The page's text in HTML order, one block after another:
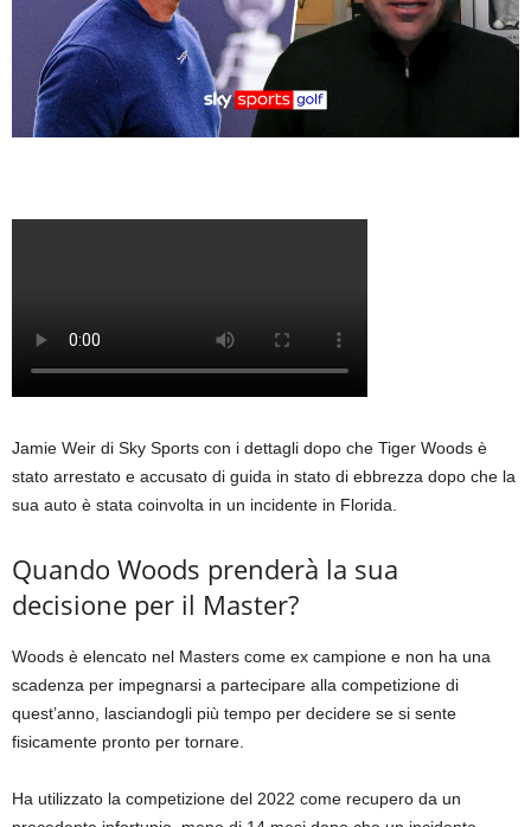
Jamie Weir di Sky Sports con i dettagli dopo che Tiger Woods è
stato arrestato e accusato di guida in stato di ebbrezza dopo che la
sua auto è stata coinvolta in un incidente in Florida.
Quando Woods prenderà la sua
decisione per il Master?
Woods è elencato nel Masters come ex campione e non ha una
scadenza per impegnarsi a partecipare alla competizione di
quest’anno, lasciandogli più tempo per decidere se si sente
fisicamente pronto per tornare.
Ha utilizzato la competizione del 2022 come recupero da un